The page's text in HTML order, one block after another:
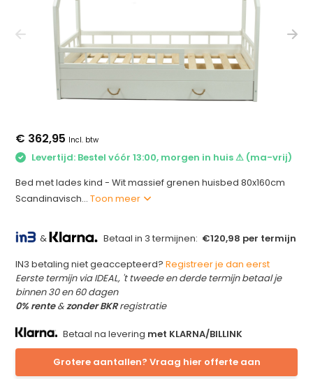
€ 362,95 Incl. btw
Levertijd: Bestel vóór 13:00, morgen in huis ⚠ (ma-vrij)
Bed met lades kind - Wit massief grenen huisbed 80x160cm
Scandinavisch...Toon meer
& Betaal in 3 termijnen: €120,98 per termijn
IN3 betaling niet geaccepteerd?Registreer je dan eerst
Eerste termijn via IDEAL, 't tweede en derde termijn betaal je
binnen 30 en 60 dagen
0% rente&zonder BKRregistratie
Betaal na levering met KLARNA/BILLINK
Grotere aantallen? Vraag hier offerte aan